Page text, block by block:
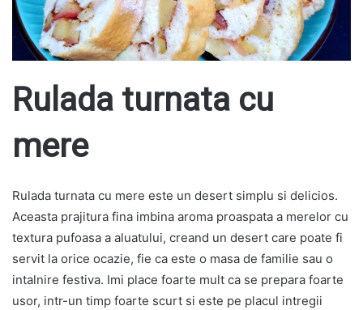
Rulada turnata cu
mere
Rulada turnata cu mere este un desert simplu si delicios.
Aceasta prajitura fina imbina aroma proaspata a merelor cu
textura pufoasa a aluatului, creand un desert care poate fi
servit la orice ocazie, fie ca este o masa de familie sau o
intalnire festiva. Imi place foarte mult ca se prepara foarte
usor, intr-un timp foarte scurt si este pe placul intregii